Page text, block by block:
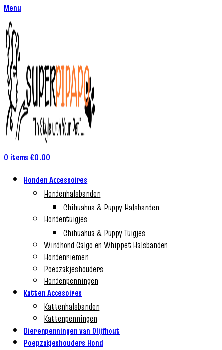
Menu
0 items €0.00
Honden Accessoires
Hondenhalsbanden
Chihuahua & Puppy Halsbanden
Hondentuigjes
Chihuahua & Puppy Tuigjes
Windhond Galgo en Whippet Halsbanden
Hondenriemen
Poepzakjeshouders
Hondenpenningen
Katten Accesoires
Kattenhalsbanden
Kattenpenningen
Dierenpenningen van Olijfhout
Poepzakjeshouders Hond